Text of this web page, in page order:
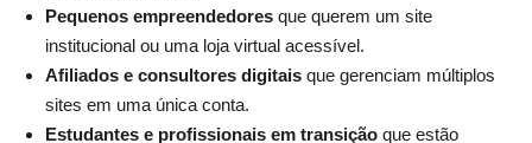
Pequenos empreendedoresque querem um site
institucional ou uma loja virtual acessível.
Afiliados e consultores digitaisque gerenciam múltiplos
sites em uma única conta.
Estudantes e profissionais em transiçãoque estão